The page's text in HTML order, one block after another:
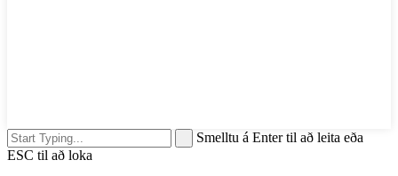
Smelltu á Enter til að leita eða
ESC til að loka